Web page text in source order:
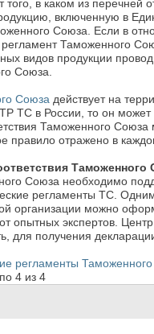
в каком из
включенную в
Союза. Если в
регламент Таможенного
видов продукции
Союза.
Союза действует на
ТС в России, то он
Таможенного
правило отражено в
Таможенного
Союза необходимо
регламенты ТС.
организации можно
опытных экспертов.
для получения
регламенты
4 из 4